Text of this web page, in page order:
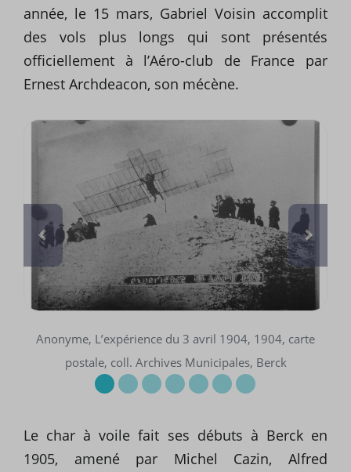
année, le 15 mars, Gabriel Voisin accomplit
des vols plus longs qui sont présentés
officiellement à l’Aéro-club de France par
Ernest Archdeacon, son mécène.
Anonyme, L’expérience du 3 avril 1904, 1904, carte
postale, coll. Archives Municipales, Berck
Le char à voile fait ses débuts à Berck en
1905, amené par Michel Cazin, Alfred